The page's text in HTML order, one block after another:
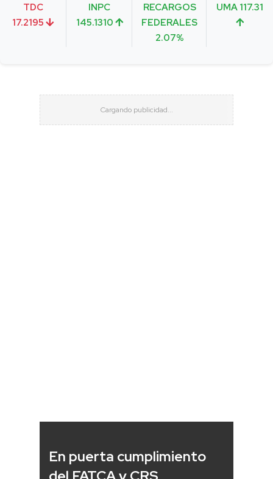
TDC
17.2195
INPC
145.1310
RECARGOS
FEDERALES
2.07%
UMA 117.31
En puerta cumplimiento